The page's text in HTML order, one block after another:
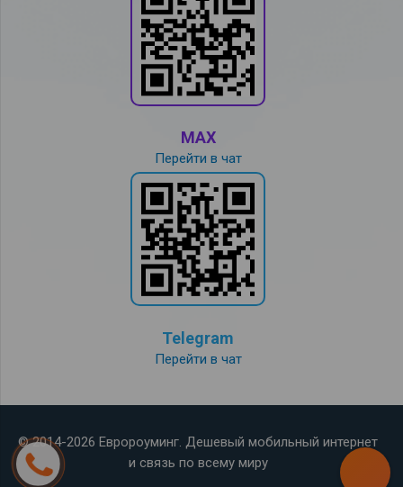
MAX
Перейти в чат
Telegram
Перейти в чат
© 2014-2026 Евророуминг. Дешевый мобильный интернет
и связь по всему миру